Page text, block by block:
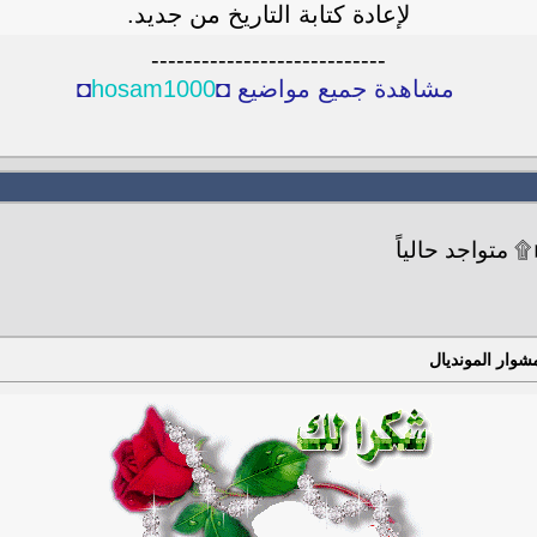
لإعادة كتابة التاريخ من جديد.
----------------------------
مشاهدة جميع مواضيع ◘hosam1000
◘